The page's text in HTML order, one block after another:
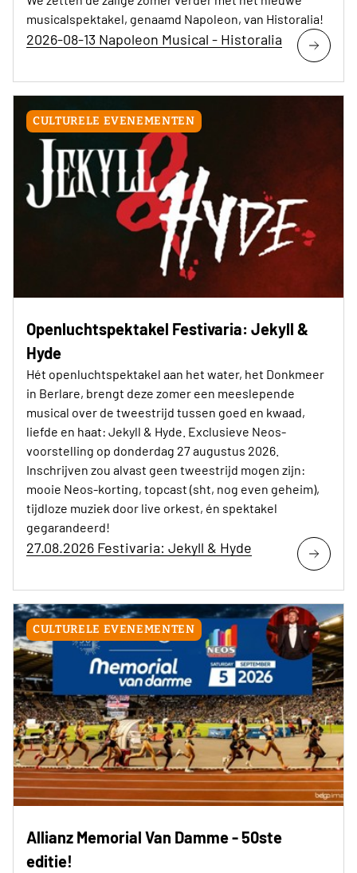
musicalspektakel, genaamd Napoleon, van Historalia!
2026-08-13 Napoleon Musical - Historalia
CULTURELE EVENEMENTEN
Openluchtspektakel Festivaria: Jekyll &
Hyde
Hét openluchtspektakel aan het water, het Donkmeer
in Berlare, brengt deze zomer een meeslepende
musical over de tweestrijd tussen goed en kwaad,
liefde en haat: Jekyll & Hyde. Exclusieve Neos-
voorstelling op donderdag 27 augustus 2026.
Inschrijven zou alvast geen tweestrijd mogen zijn:
mooie Neos-korting, topcast (sht, nog even geheim),
tijdloze muziek door live orkest, én spektakel
gegarandeerd!
27.08.2026 Festivaria: Jekyll & Hyde
CULTURELE EVENEMENTEN
Allianz Memorial Van Damme - 50ste
editie!